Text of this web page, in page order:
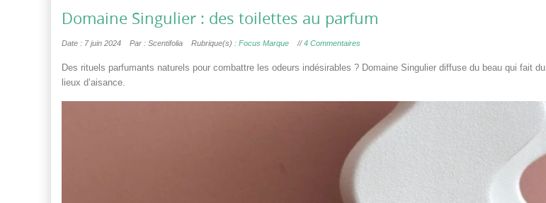
Domaine Singulier : des toilettes au parfum
Date : 7 juin 2024 Par : Scentifolia Rubrique(s) : Focus Marque //4 Commentaires
Des rituels parfumants naturels pour combattre les odeurs indésirables ? Domaine Singulier diffuse du beau qui fait
lieux d’aisance.